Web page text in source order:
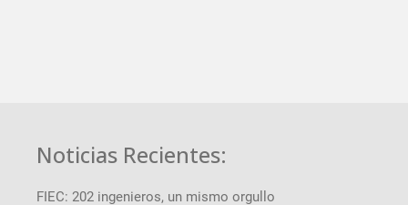
Noticias Recientes:
FIEC: 202 ingenieros, un mismo orgullo